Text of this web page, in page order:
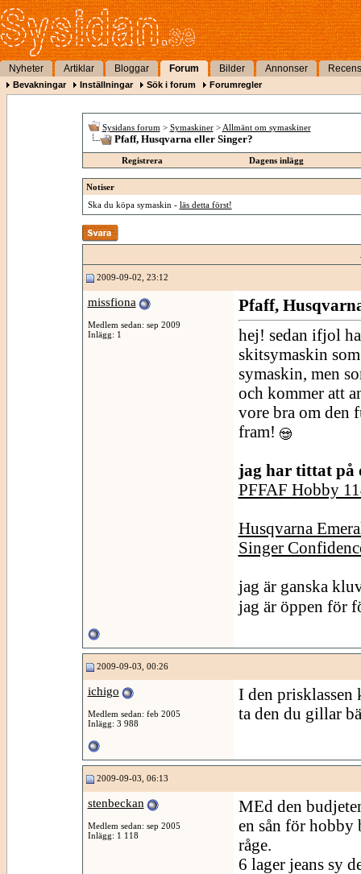
Nyheter Artiklar Bloggar Forum Bilder Annonser
Bevakningar Inställningar Sök i forum Forumregler
Sysidans forum > Symaskiner > Allmänt om symaskiner
Pfaff, Husqvarna eller Singer?
Registrera Dagens inlägg
Notiser
Ska du köpa symaskin - läs detta först!
2009-09-02, 23:12
missfiona
Medlem sedan: sep 2009
Inlägg: 1
Pfaff,
hej! sedan ifjol
skitsymaskin
symaskin, men
och kommer att
vore bra om den
fram!
jag har tittat på
PFFAF Hobby
Husqvarna
Singer
jag är ganska
jag är öppen för
2009-09-03, 00:26
ichigo
Medlem sedan: feb 2005
Inlägg: 3 988
I den prisklassen
ta den du gillar
2009-09-03, 06:13
stenbeckan
Medlem sedan: sep 2005
Inlägg: 1 118
MEd den
en sån för hobby
råge.
6 lager jeans sy